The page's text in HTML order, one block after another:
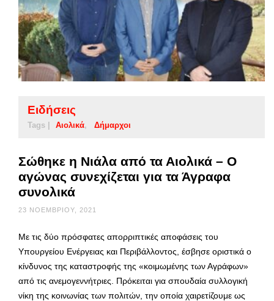
Ειδήσεις
Tags | Αιολικά Δήμαρχοι
Σώθηκε η Νιάλα από τα Αιολικά – Ο
αγώνας συνεχίζεται για τα Άγραφα
συνολικά
23 ΝΟΕΜΒΡΊΟΥ, 2021
Με τις δύο πρόσφατες απορριπτικές αποφάσεις του
Υπουργείου Ενέργειας και Περιβάλλοντος, έσβησε οριστικά ο
κίνδυνος της καταστροφής της «κοιμωμένης των Αγράφων»
από τις ανεμογεννήτριες. Πρόκειται για σπουδαία συλλογική
νίκη της κοινωνίας των πολιτών, την οποία χαιρετίζουμε ως